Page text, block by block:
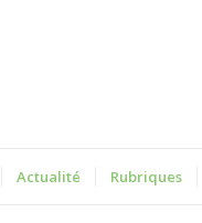
Actualité Rubriques